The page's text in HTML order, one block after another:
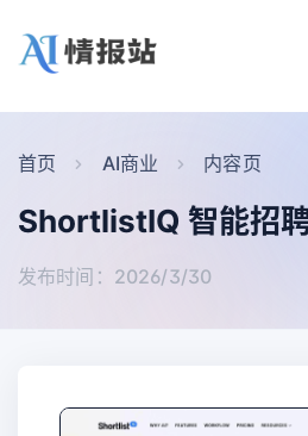
首页 AI商业 内容页
ShortlistIQ 智能招
发布时间：2026/3/30